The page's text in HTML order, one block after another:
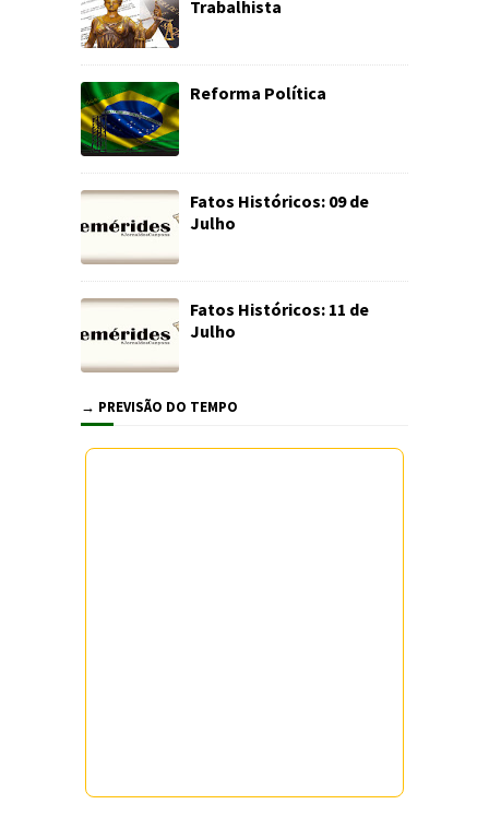
Trabalhista
Reforma Política
Fatos Históricos: 09 de
Julho
Fatos Históricos: 11 de
Julho
→ PREVISÃO DO TEMPO